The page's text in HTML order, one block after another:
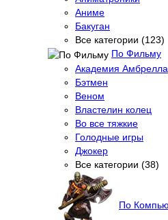
Аниме
Бакуган
Все категории (123)
По Фильму
Академия Амбрелла
Бэтмен
Веном
Властелин колец
Во все тяжкие
Голодные игры
Джокер
Все категории (38)
По